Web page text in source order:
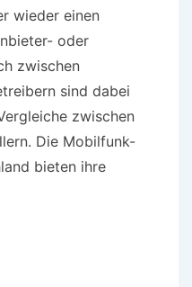
wieder einen
oder
zwischen
sind dabei
zwischen
Die Mobilfunk-
bieten ihre